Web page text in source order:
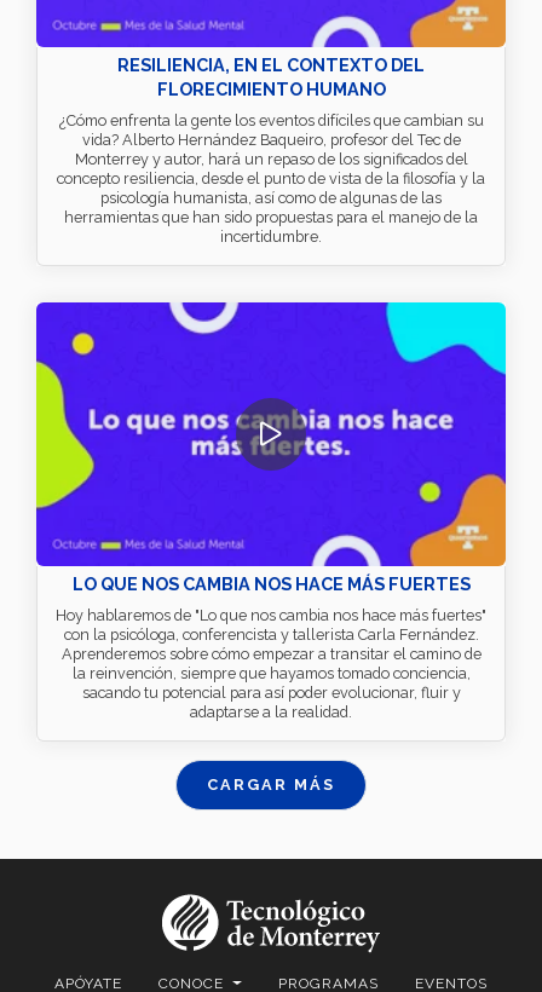
RESILIENCIA, EN EL CONTEXTO DEL
FLORECIMIENTO HUMANO
¿Cómo enfrenta la gente los eventos difíciles que cambian su
vida? Alberto Hernández Baqueiro, profesor del Tec de
Monterrey y autor, hará un repaso de los significados del
concepto resiliencia, desde el punto de vista de la filosofía y la
psicología humanista, así como de algunas de las
herramientas que han sido propuestas para el manejo de la
incertidumbre.
LO QUE NOS CAMBIA NOS HACE MÁS FUERTES
Hoy hablaremos de "Lo que nos cambia nos hace más fuertes"
con la psicóloga, conferencista y tallerista Carla Fernández.
Aprenderemos sobre cómo empezar a transitar el camino de
la reinvención, siempre que hayamos tomado conciencia,
sacando tu potencial para así poder evolucionar, fluir y
adaptarse a la realidad.
CARGAR MÁS
APÓYATE CONOCE PROGRAMAS EVENTOS